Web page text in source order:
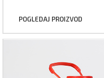
POGLEDAJ PROIZVOD